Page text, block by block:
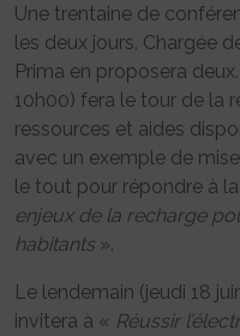
Une trentaine de
les deux jours. Chargée
Prima en proposera
10h00) fera le tour de la
ressources et aides
avec un exemple de
le tout pour répondre à
enjeux de la recharge
habitants».
Le lendemain (jeudi 18
invitera à « Réussir